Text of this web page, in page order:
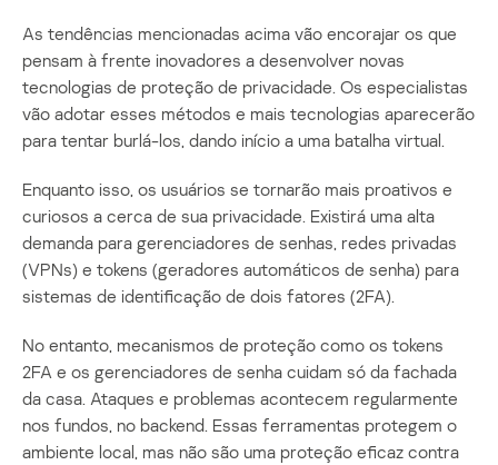
As tendências mencionadas acima vão encorajar os que
pensam à frente inovadores a desenvolver novas
tecnologias de proteção de privacidade. Os especialistas
vão adotar esses métodos e mais tecnologias aparecerão
para tentar burlá-los, dando início a uma batalha virtual.
Enquanto isso, os usuários se tornarão mais proativos e
curiosos a cerca de sua privacidade. Existirá uma alta
demanda para gerenciadores de senhas, redes privadas
(VPNs) e tokens (geradores automáticos de senha) para
sistemas de identificação de dois fatores (2FA).
No entanto, mecanismos de proteção como os tokens
2FA e os gerenciadores de senha cuidam só da fachada
da casa. Ataques e problemas acontecem regularmente
nos fundos, no backend. Essas ferramentas protegem o
ambiente local, mas não são uma proteção eficaz contra